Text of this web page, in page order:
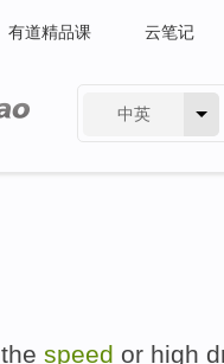
有道精品课 云笔记
中英
the speed or high